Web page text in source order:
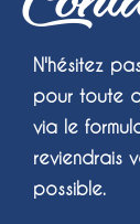
N'hésitez
pour toute
via le
reviendrais
possible.